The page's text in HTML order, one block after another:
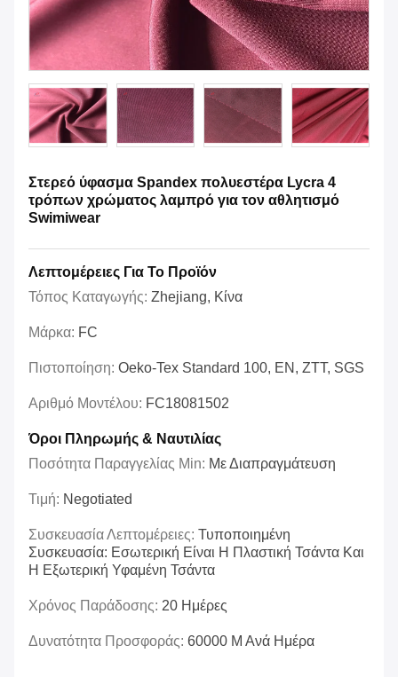
Στερεό ύφασμα Spandex πολυεστέρα Lycra 4
τρόπων χρώματος λαμπρό για τον αθλητισμό
Swimiwear
Λεπτομέρειες Για Το Προϊόν
Τόπος Καταγωγής: Zhejiang, Κίνα
Μάρκα: FC
Πιστοποίηση: Oeko-Tex Standard 100, EN, ZTT, SGS
Αριθμό Μοντέλου: FC18081502
Όροι Πληρωμής & Ναυτιλίας
Ποσότητα Παραγγελίας Min: Με Διαπραγμάτευση
Τιμή: Negotiated
Συσκευασία Λεπτομέρειες: Τυποποιημένη
Συσκευασία: Εσωτερική Είναι Η Πλαστική Τσάντα Και
Η Εξωτερική Υφαμένη Τσάντα
Χρόνος Παράδοσης: 20 Ημέρες
Δυνατότητα Προσφοράς: 60000 Μ Ανά Ημέρα